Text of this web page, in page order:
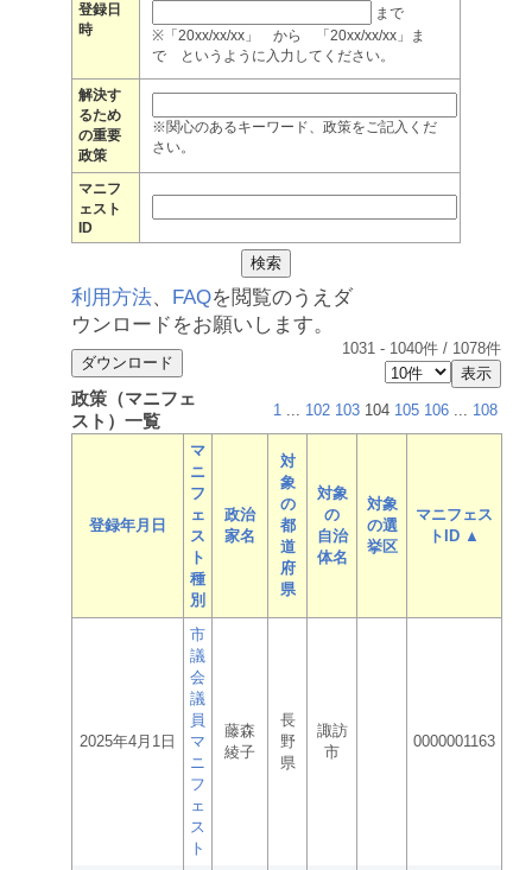
登録日
時
まで
※「20xx/xx/xx」 から 「20xx/xx/xx」ま
で というように入力してください。
解決す
るため
の重要
政策
※関心のあるキーワード、政策をご記入くだ
さい。
マニフ
ェスト
ID
利用方法、 FAQを閲覧のうえダ
ウンロードをお願いします。
1031 - 1040件 / 1078件
政策（マニフェ
スト）一覧
1 ... 102 103 104 105 106 ... 108
登録年月日
マ
ニ
フ
ェ
ス
ト
種
別
政治
家名
対
象
の
都
道
府
県
対象
の
自治
体名
対象
の選
挙区
マニフェス
トID ▲
2025年4月1日
市
議
会
議
員
マ
ニ
フ
ェ
ス
ト
藤森
綾子
長
野
県
諏訪
市
0000001163